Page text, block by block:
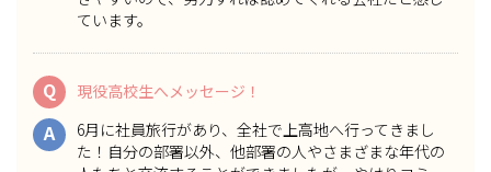
ています。
Q 現役高校生へメッセージ！
A
6月に社員旅行があり、全社で上高地へ行ってきまし
た！自分の部署以外、他部署の人やさまざまな年代の